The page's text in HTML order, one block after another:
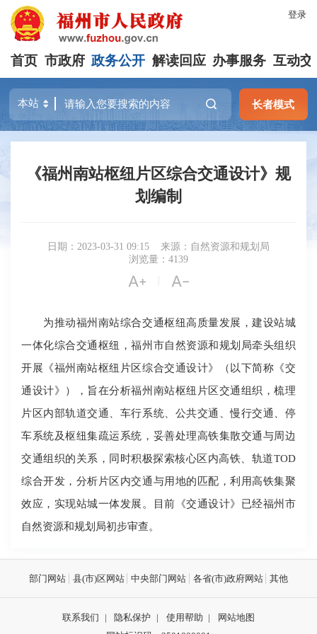
登录
首页 市政府 政务公开 解读回应 办事服务 互动交
长者模式
《福州南站枢纽片区综合交通设计》规
划编制
日期：2023-03-31 09:15
来源：自然资源和规划局
浏览量：4139
 | 
为推动福州南站综合交通枢纽高质量发展，建设站城
一体化综合交通枢纽，福州市自然资源和规划局牵头组织
开展《福州南站枢纽片区综合交通设计》（以下简称《交
通设计》），旨在分析福州南站枢纽片区交通组织，梳理
片区内部轨道交通、车行系统、公共交通、慢行交通、停
车系统及枢纽集疏运系统，妥善处理高铁集散交通与周边
交通组织的关系，同时积极探索核心区内高铁、轨道TOD
综合开发，分析片区内交通与用地的匹配，利用高铁集聚
效应，实现站城一体发展。目前《交通设计》已经福州市
自然资源和规划局初步审查。
部门网站 县(市)区网站 中央部门网站 各省(市)政府网站 其他
联系我们 | 隐私保护 | 使用帮助 |
网站地图